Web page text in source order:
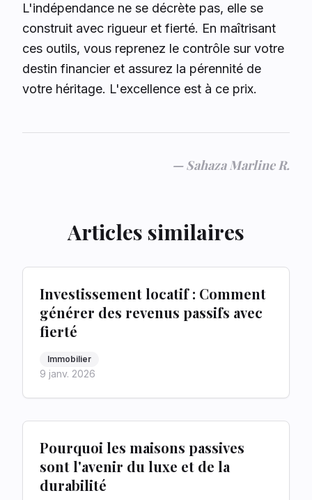
L'indépendance ne se décrète pas, elle se
construit avec rigueur et fierté. En maîtrisant
ces outils, vous reprenez le contrôle sur votre
destin financier et assurez la pérennité de
votre héritage. L'excellence est à ce prix.
—Sahaza Marline R.
Articles similaires
Investissement locatif : Comment
générer des revenus passifs avec
fierté
Immobilier
9 janv. 2026
Pourquoi les maisons passives
sont l'avenir du luxe et de la
durabilité